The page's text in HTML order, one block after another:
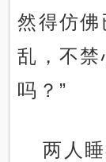
然得仿佛
乱，不禁
吗？”
两人